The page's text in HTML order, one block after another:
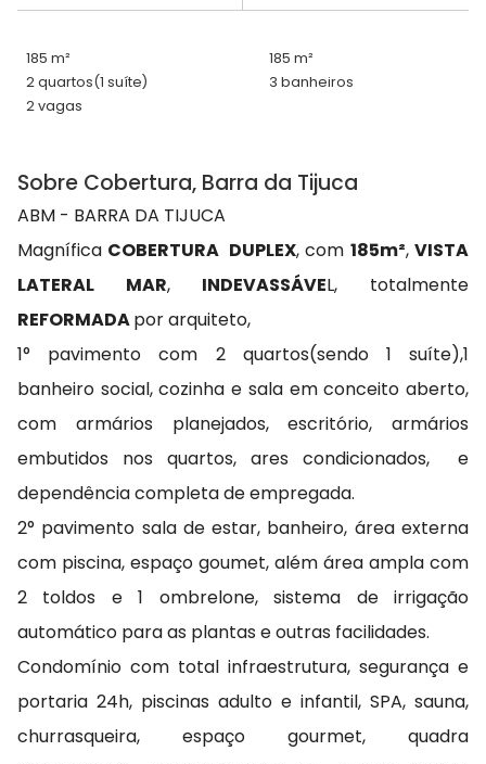
185 m²
185 m²
2 quartos(1 suíte)
3 banheiros
2 vagas
Sobre Cobertura, Barra da Tijuca
ABM - BARRA DA TIJUCA
Magnífica COBERTURA DUPLEX, com 185m²,VISTA
LATERAL MAR, INDEVASSÁVEL, totalmente
REFORMADApor arquiteto,
1° pavimento com 2 quartos(sendo 1 suíte),1
banheiro social, cozinha e sala em conceito aberto,
com armários planejados, escritório, armários
embutidos nos quartos, ares condicionados, e
dependência completa de empregada.
2° pavimento sala de estar, banheiro, área externa
com piscina, espaço goumet, além área ampla com
2 toldos e 1 ombrelone, sistema de irrigação
automático para as plantas e outras facilidades.
Condomínio com total infraestrutura, segurança e
portaria 24h, piscinas adulto e infantil, SPA, sauna,
churrasqueira, espaço gourmet, quadra